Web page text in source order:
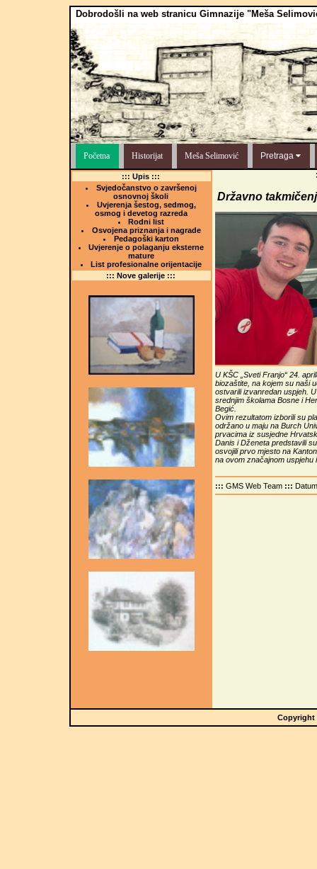
Dobrodošli na web stranicu Gimnazije "Meša
Početna Historijat Meša Selimović Pretraga
::: Upis :::
Svjedočanstvo o završenoj
osnovnoj školi
Uvjerenja šestog, sedmog,
osmog i devetog razreda
Rodni list
Osvojena priznanja i nagrade
Pedagoški karton
Uvjerenje o polaganju eksterne
mature
List profesionalne orijentacije
::: Nove galerije :::
Državno
U KŠC „Sveti Franjo“ 24.
biozaštite, na kojem su naši
ostvarili izvanredan uspjeh.
srednjim školama Bosne i
Begić.
Ovim rezultatom izborili su
održano u maju na Burch
prvacima iz susjedne
Danis i Dženeta predstavili
osvojili prvo mjesto na
na ovom značajnom uspjehu
::: GMS Web Team :::
Copyright